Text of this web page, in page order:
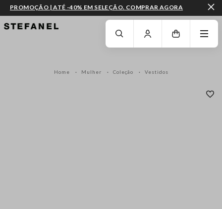
IR PARA O CONTEÚDO PRINCIPAL DESÇA ATÉ AO FIM DA PÁGINA
PROMOÇÃO | ATÉ -40% EM SELEÇÃO. COMPRAR AGORA
Home Mulher Coleção Vestidos